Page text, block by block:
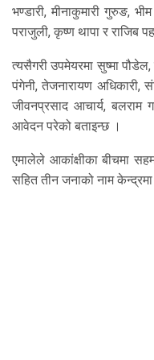
भण्डारी, मीनाकुमारी गुरुङ,
पराजुली, कृष्ण थापा र राजिब
त्यसैगरी उपमेयरमा सुष्मा
पंगेनी, तेजनारायण अधिकारी,
जीवनप्रसाद आचार्य, बलराम
आवेदन परेको बताइन्छ ।
एमालेले आकांक्षीका बीचमा
सहित तीन जनाको नाम